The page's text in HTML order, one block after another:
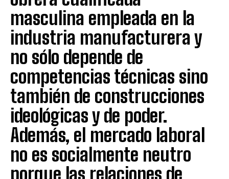
masculina empleada en la
industria manufacturera y
no sólo depende de
competencias técnicas sino
también de construcciones
ideológicas y de poder.
Además, el mercado laboral
no es socialmente neutro
porque las relaciones de